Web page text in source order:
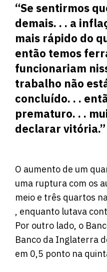
“Se sentirmos
demais. . . a
mais rápido do
então temos
funcionariam
trabalho não
concluído. . .
prematuro. . .
declarar vitória.”
O aumento de um
uma ruptura com os
meio e três quartos
, enquanto lutava
Por outro lado, o
Banco da Inglaterra
em 0,5 ponto na